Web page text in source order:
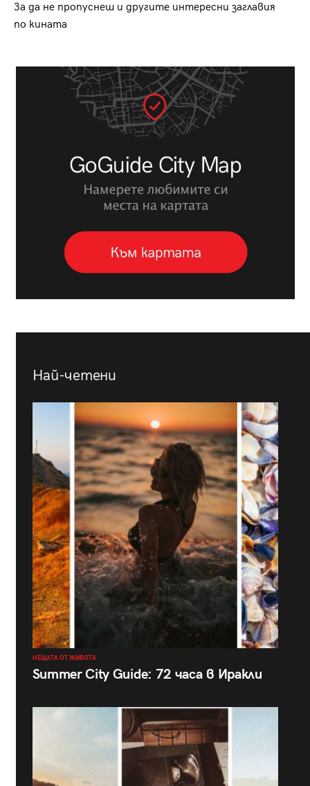
За да не пропуснеш и другите интересни заглавия
по кината
Най-четени
НЕЩАТА ОТ ЖИВОТА
Summer City Guide: 72 часа в Иракли